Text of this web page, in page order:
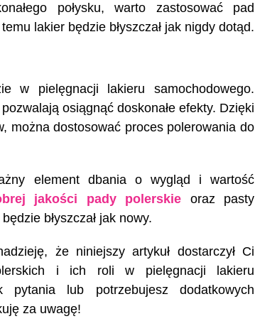
połysku, warto zastosować pad
lakier będzie błyszczał jak nigdy dotąd.
w pielęgnacji lakieru samochodowego.
osiągnąć doskonałe efekty. Dzięki
można dostosować proces polerowania do
element dbania o wygląd i wartość
jakości pady polerskie oraz pasty
błyszczał jak nowy.
że niniejszy artykuł dostarczył Ci
i ich roli w pielęgnacji lakieru
pytania lub potrzebujesz dodatkowych
za uwagę!